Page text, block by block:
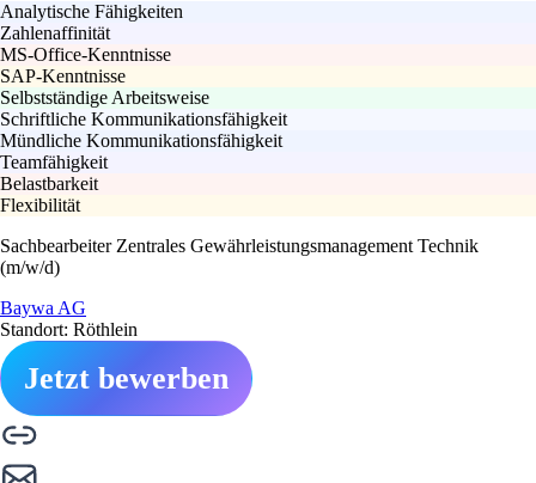
Analytische Fähigkeiten
Zahlenaffinität
MS-Office-Kenntnisse
SAP-Kenntnisse
Selbstständige Arbeitsweise
Schriftliche Kommunikationsfähigkeit
Mündliche Kommunikationsfähigkeit
Teamfähigkeit
Belastbarkeit
Flexibilität
Sachbearbeiter Zentrales Gewährleistungsmanagement Technik
(m/w/d)
Baywa AG
Standort: Röthlein
Jetzt bewerben